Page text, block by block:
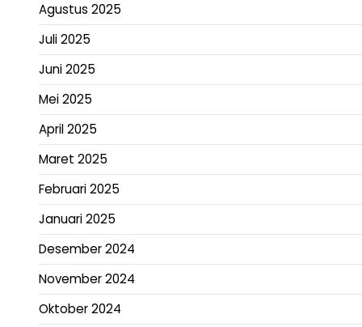
Agustus 2025
Juli 2025
Juni 2025
Mei 2025
April 2025
Maret 2025
Februari 2025
Januari 2025
Desember 2024
November 2024
Oktober 2024